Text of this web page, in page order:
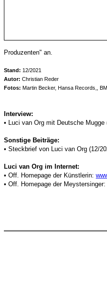
Produzenten" an.
Stand: 12/2021
Autor: Christian Reder
Fotos: Martin Becker, Hansa Records,,
Interview:
• Luci van Org mit Deutsche Mugge
Sonstige Beiträge:
• Steckbrief von Luci van Org (12/
Luci van Org im Internet:
• Off. Homepage der Künstlerin:
• Off. Homepage der Meystersinger: